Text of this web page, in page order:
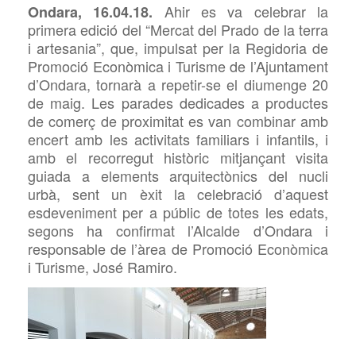
Ondara, 16.04.18. Ahir es va celebrar la
primera edició del “Mercat del Prado de la terra
i artesania”, que, impulsat per la Regidoria de
Promoció Econòmica i Turisme de l’Ajuntament
d’Ondara, tornarà a repetir-se el diumenge 20
de maig. Les parades dedicades a productes
de comerç de proximitat es van combinar amb
encert amb les activitats familiars i infantils, i
amb el recorregut històric mitjançant visita
guiada a elements arquitectònics del nucli
urbà, sent un èxit la celebració d’aquest
esdeveniment per a públic de totes les edats,
segons ha confirmat l’Alcalde d’Ondara i
responsable de l’àrea de Promoció Econòmica
i Turisme, José Ramiro.